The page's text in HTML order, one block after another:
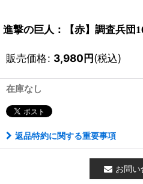
進撃の巨人：【赤】調査兵団
販売価格: 3,980円(税込)
在庫なし
返品特約に関する重要事項
お問い